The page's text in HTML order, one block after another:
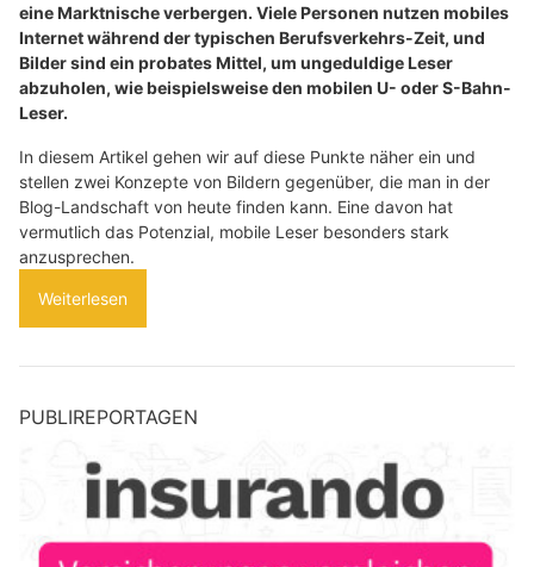
eine Marktnische verbergen. Viele Personen nutzen mobiles
Internet während der typischen Berufsverkehrs-Zeit, und
Bilder sind ein probates Mittel, um ungeduldige Leser
abzuholen, wie beispielsweise den mobilen U- oder S-Bahn-
Leser.
In diesem Artikel gehen wir auf diese Punkte näher ein und
stellen zwei Konzepte von Bildern gegenüber, die man in der
Blog-Landschaft von heute finden kann. Eine davon hat
vermutlich das Potenzial, mobile Leser besonders stark
anzusprechen.
Weiterlesen
PUBLIREPORTAGEN